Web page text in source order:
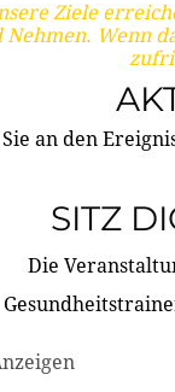
Ziele
Nehmen.
an den
SITZ
Die